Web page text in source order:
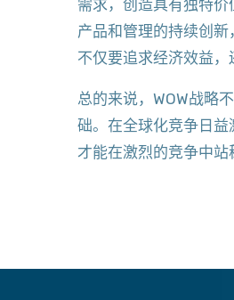
需求，创造具有独特价
产品和管理的持续创
不仅要追求经济效益，
总的来说，WOW战略
础。在全球化竞争日益
才能在激烈的竞争中站